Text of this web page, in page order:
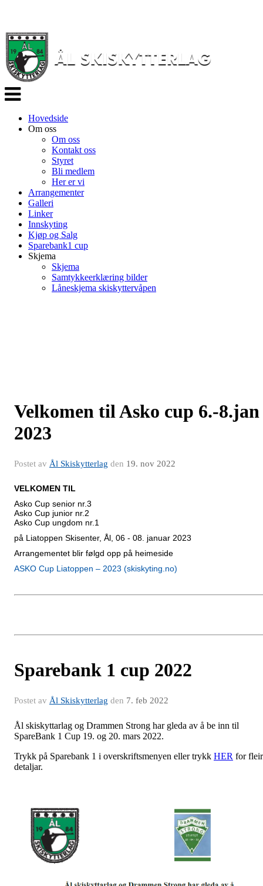
Veksle
navigasjon
Hovedside
Om oss
Om oss
Kontakt oss
Styret
Bli medlem
Her er vi
Arrangementer
Galleri
Linker
Innskyting
Kjøp og Salg
Sparebank1 cup
Skjema
Skjema
Samtykkeerklæring bilder
Låneskjema skiskyttervåpen
Velkomen til Asko cup 6.-8.jan
2023
Postet av Ål Skiskytterlag den 19. nov 2022
VELKOMEN TIL
Asko Cup senior nr.3
Asko Cup junior nr.2
Asko Cup ungdom nr.1
på Liatoppen Skisenter, Ål, 06 - 08. januar 2023
Arrangementet blir følgd opp på heimeside
ASKO Cup Liatoppen – 2023 (skiskyting.no)
Sparebank 1 cup 2022
Postet av Ål Skiskytterlag den 7. feb 2022
Ål skiskyttarlag og Drammen Strong har gleda av å be inn til
SpareBank 1 Cup 19. og 20. mars 2022.
Trykk på Sparebank 1 i overskriftsmenyen eller trykk HER for
detaljar.